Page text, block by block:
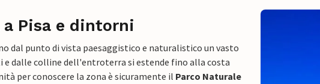
a Pisa e dintorni
dal punto di vista paesaggistico e naturalistico un vasto
dalle colline dell'entroterra si estende fino alla costa
per conoscere la zona è sicuramente il Parco Naturale